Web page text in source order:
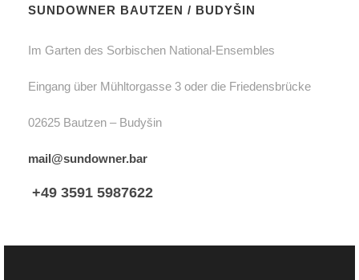
SUNDOWNER BAUTZEN / BUDYŠIN
Im Garten des Sorbischen National-Ensembles
Eingang über Mühltorgasse 3 oder die Friedensbrücke
02625 Bautzen – Budyšin
mail@sundowner.bar
+49 3591 5987622